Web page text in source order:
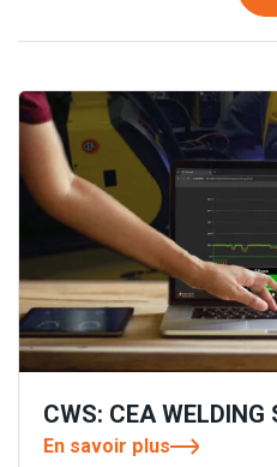
CWS: CEA WELDING
En savoir plus